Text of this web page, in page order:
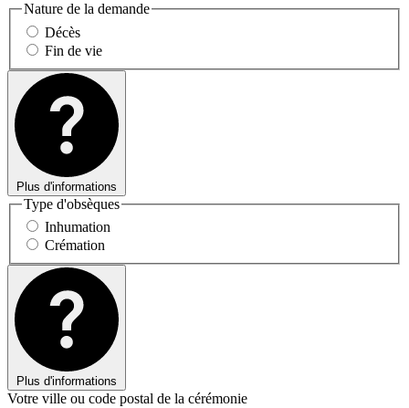
Nature de la demande
Décès
Fin de vie
Plus d'informations
Type d'obsèques
Inhumation
Crémation
Plus d'informations
Votre ville ou code postal de la cérémonie